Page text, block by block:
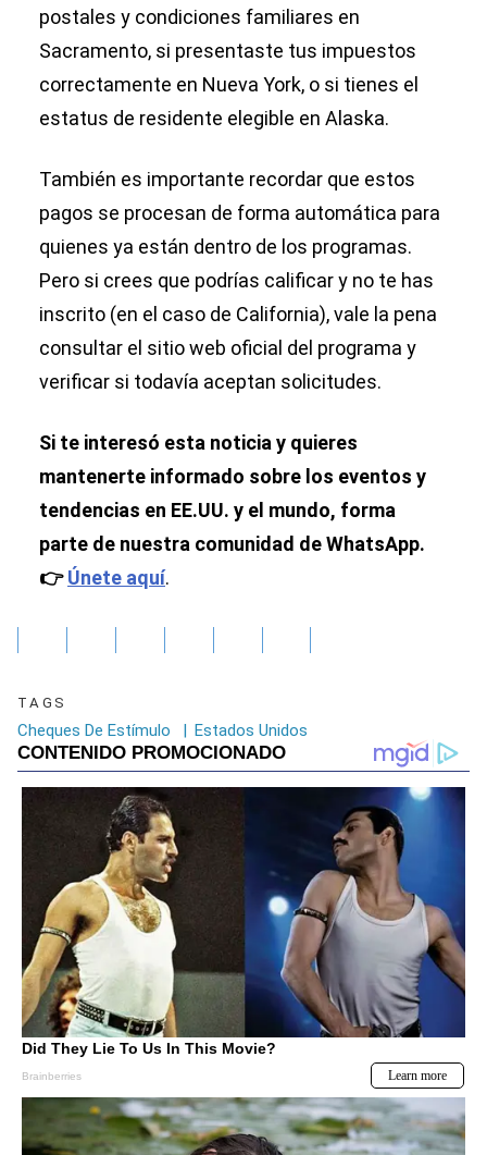
postales y condiciones familiares en
Sacramento, si presentaste tus impuestos
correctamente en Nueva York, o si tienes el
estatus de residente elegible en Alaska.
También es importante recordar que estos
pagos se procesan de forma automática para
quienes ya están dentro de los programas.
Pero si crees que podrías calificar y no te has
inscrito (en el caso de California), vale la pena
consultar el sitio web oficial del programa y
verificar si todavía aceptan solicitudes.
Si te interesó esta noticia y quieres
mantenerte informado sobre los eventos y
tendencias en EE.UU. y el mundo, forma
parte de nuestra comunidad de WhatsApp.
👉Únete aquí.
TAGS
Cheques De Estímulo | Estados Unidos